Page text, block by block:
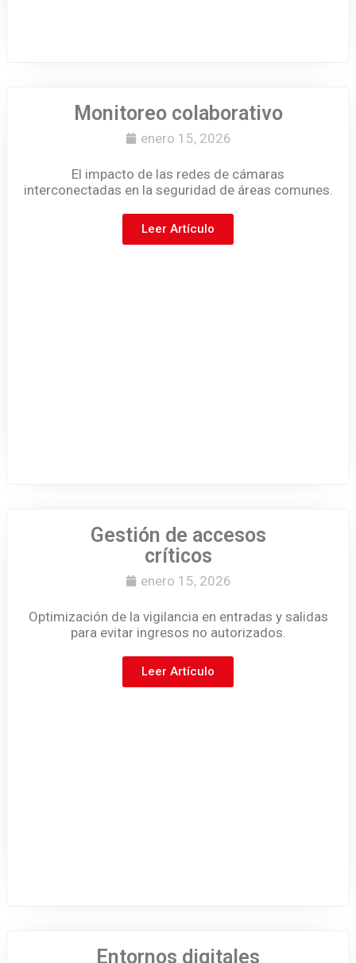
Monitoreo colaborativo
enero 15, 2026
El impacto de las redes de cámaras
interconectadas en la seguridad de áreas comunes.
Leer Artículo
Gestión de accesos
críticos
enero 15, 2026
Optimización de la vigilancia en entradas y salidas
para evitar ingresos no autorizados.
Leer Artículo
Entornos digitales